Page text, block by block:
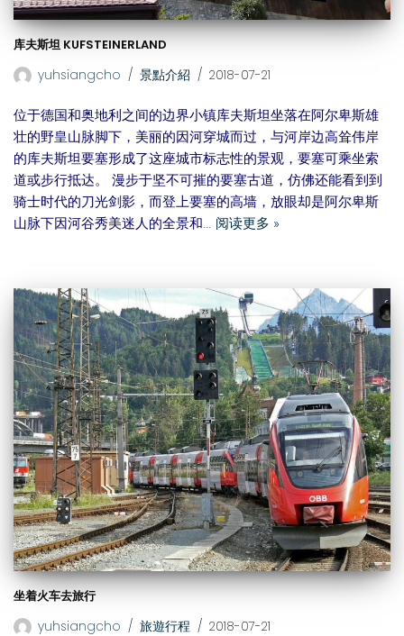
库夫斯坦 KUFSTEINERLAND
yuhsiangcho
景點介紹 2018-07-21
位于德国和奥地利之间的边界小镇库夫斯坦坐落在阿尔卑斯雄
壮的野皇山脉脚下，美丽的因河穿城而过，与河岸边高耸伟岸
的库夫斯坦要塞形成了这座城市标志性的景观，要塞可乘坐索
道或步行抵达。 漫步于坚不可摧的要塞古道，仿佛还能看到到
骑士时代的刀光剑影，而登上要塞的高墙，放眼却是阿尔卑斯
山脉下因河谷秀美迷人的全景和… 阅读更多 »
坐着火车去旅行
yuhsiangcho
旅遊行程 2018-07-21